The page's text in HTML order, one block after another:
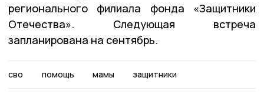
регионального филиала фонда «Защитники
Отечества». Следующая встреча
запланирована на сентябрь.
сво помощь мамы защитники